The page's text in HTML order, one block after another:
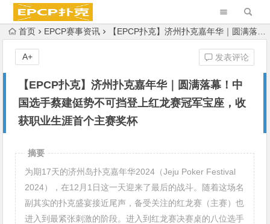
首页 EPCP赛事资讯 【EPCP扑克】济州扑克嘉年华｜圆满落幕！中国选手蔡建侹势不可挡登上红龙赛冠军宝座，收获职业生涯首个主赛奖杯
【EPCP扑克】济州扑克嘉年华｜圆满落幕！中
国选手蔡建侹势不可挡登上红龙赛冠军宝座，收
获职业生涯首个主赛奖杯
发表评论
A+
摘要
为期17天的济州岛扑克嘉年华2024（Jeju Poker Festival
2024），在12月1日这一天迎来了最后的战斗。随着这场名
副其实的扑克盛宴接近尾声，备受关注的红龙赛（主赛）也
进入到最紧张刺激的阶段。进入到红龙赛决赛桌的八位选手